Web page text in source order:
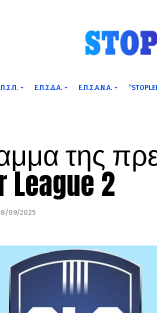
Ε.Π.Σ.Δ.Α. Ε.Π.Σ.Α.Ν.Α.
της
League 2
09/2025